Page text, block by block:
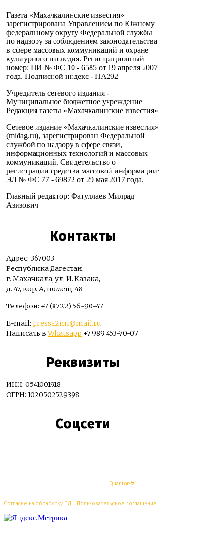
Газета «Махачкалинские известия»
зарегистрирована Управлением по Южному
федеральному округу Федеральной службы
по надзору за соблюдением законодательства
в сфере массовых коммуникаций и охране
культурного наследия. Регистрационный
номер: ПИ № ФС 10 - 6585 от 19 апреля 2007
года. Подписной индекс - ПА292
Учредитель сетевого издания -
Муниципальное бюджетное учреждение
Редакция газеты «Махачкалинские известия»
Сетевое издание «Махачкалинские известия»
(midag.ru), зарегистрирован Федеральной
службой по надзору в сфере связи,
информационных технологий и массовых
коммуникаций. Свидетельство о
регистрации средства массовой информации:
ЭЛ № ФС 77 - 69872 от 29 мая 2017 года.
Главный редактор: Фатуллаев Милрад
Азизович
Контакты
Адрес: 367003,
Республика Дагестан,
г. Махачкала, ул. И. Казака,
д. 47, кор. А, помещ. 48
Телефон: +7 (8722) 56-90-47
E-mail: pressa2mi@mail.ru
Написать вWhatsapp +7 989 453-70-07
Реквизиты
ИНН: 0541001918
ОГРН: 1020502529398
Соцсети
Quantor-∀
Согласие на обработку ПД Пользовательское соглашение